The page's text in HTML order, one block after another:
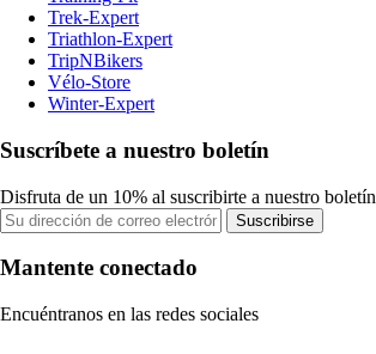
Trek-Expert
Triathlon-Expert
TripNBikers
Vélo-Store
Winter-Expert
Suscríbete a nuestro boletín
Disfruta de un 10% al suscribirte a nuestro boletín
Suscribirse
Mantente conectado
Encuéntranos en las redes sociales